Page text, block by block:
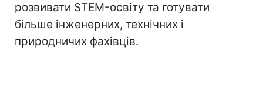
розвивати STEM-освіту та готувати
більше інженерних, технічних і
природничих фахівців.